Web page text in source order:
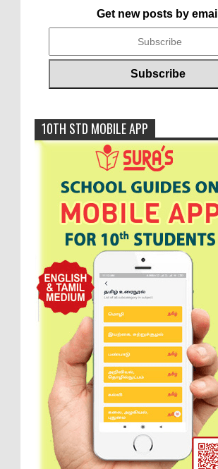
Get new posts by email
10TH STD MOBILE APP